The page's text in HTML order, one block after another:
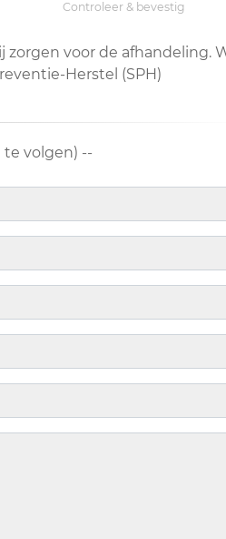
Controleer & bevestig
zorgen voor de afhandeling.
Herstel (SPH)
volgen) --